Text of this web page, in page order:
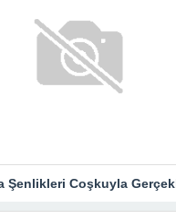
Şenlikleri Coşkuyla